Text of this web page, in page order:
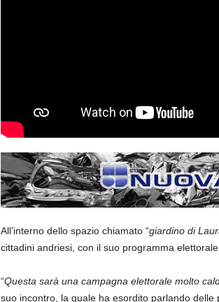
All’interno dello spazio chiamato “giardino di
cittadini andriesi, con il suo programma
“Questa sarà una campagna elettorale molto
suo incontro, la quale ha esordito parlando